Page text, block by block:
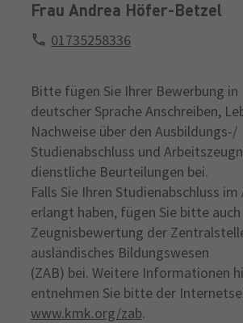
Frau Andrea Höfer-Betzel
01735258336
Bitte fügen Sie Ihrer Bewerbung in
deutscher Sprache Anschreiben,
Nachweise über den Ausbildungs-/
Studienabschluss und
dienstliche Beurteilungen bei.
Falls Sie Ihren Studienabschluss im
erlangt haben, fügen Sie bitte
Zeugnisbewertung der
ausländisches Bildungswesen
(ZAB) bei. Weitere Informationen
entnehmen Sie bitte der
www.kmk.org/zab.